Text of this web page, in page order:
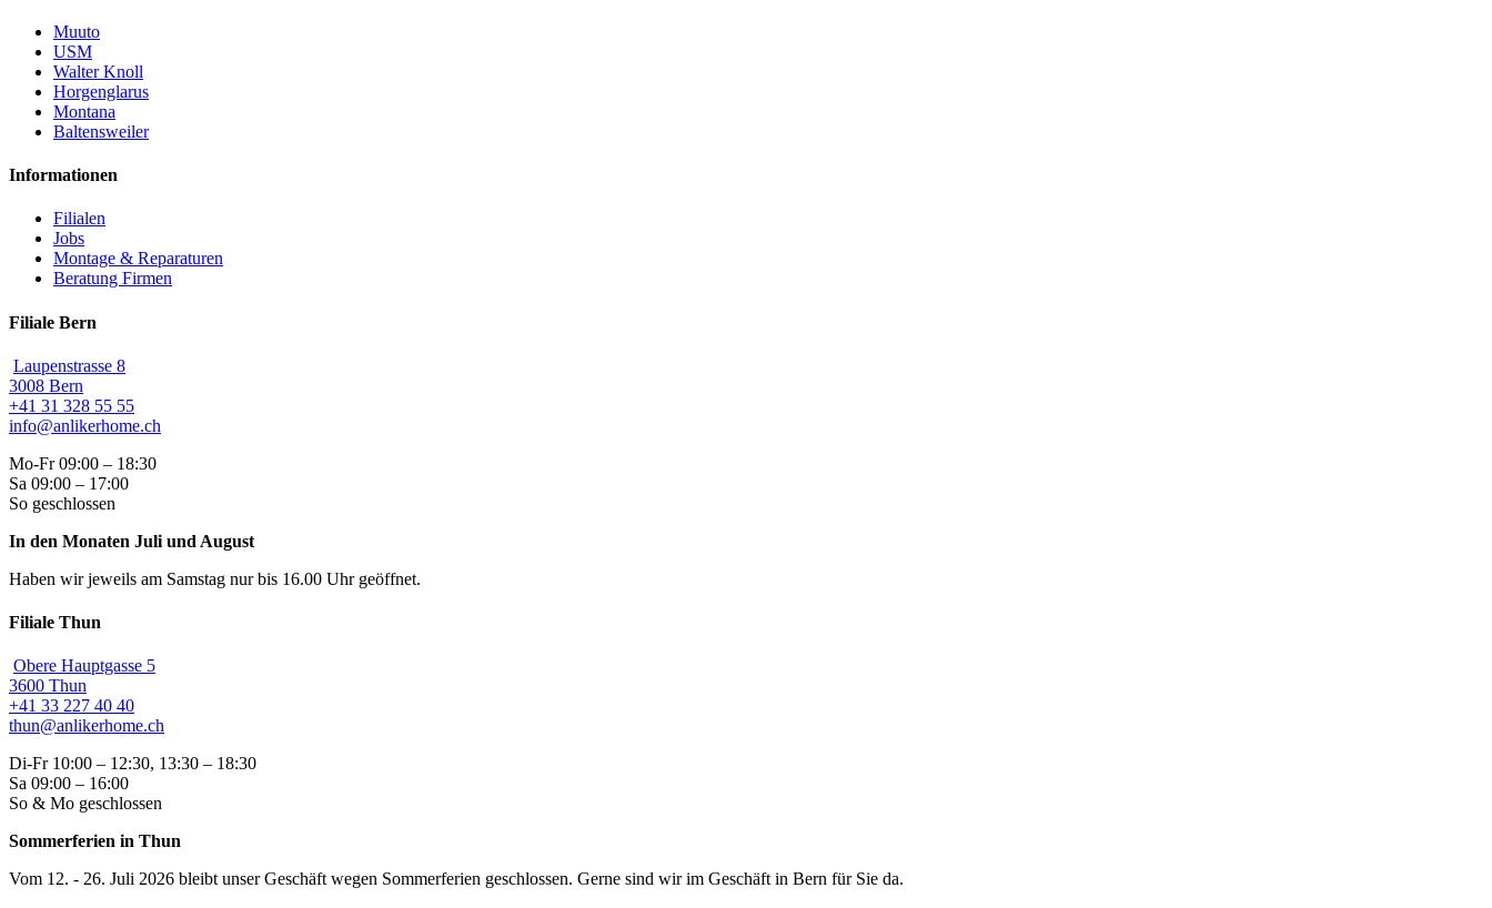
Muuto
USM
Walter Knoll
Horgenglarus
Montana
Baltensweiler
Informationen
Filialen
Jobs
Montage & Reparaturen
Beratung Firmen
Filiale Bern
Laupenstrasse 8
3008 Bern
+41 31 328 55 55
info@anlikerhome.ch
Mo-Fr 09:00 – 18:30
Sa 09:00 – 17:00
So geschlossen
In den Monaten Juli und August
Haben wir jeweils am Samstag nur bis 16.00 Uhr geöffnet.
Filiale Thun
Obere Hauptgasse 5
3600 Thun
+41 33 227 40 40
thun@anlikerhome.ch
Di-Fr 10:00 – 12:30, 13:30 – 18:30
Sa 09:00 – 16:00
So & Mo geschlossen
Sommerferien in Thun
Vom 12. - 26. Juli 2026 bleibt unser Geschäft wegen Sommerferien geschlossen. Gerne sind wir im Geschäft in Bern für Sie da.